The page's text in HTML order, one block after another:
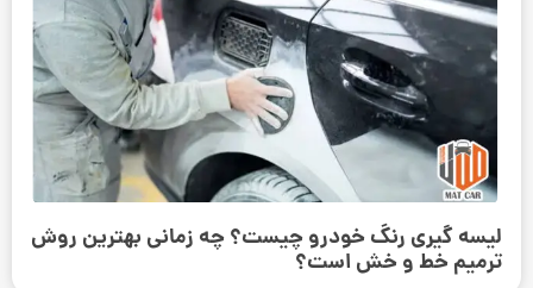
لیسه گیری رنگ خودرو چیست؟ چه زمانی بهترین روش
ترمیم خط و خش است؟